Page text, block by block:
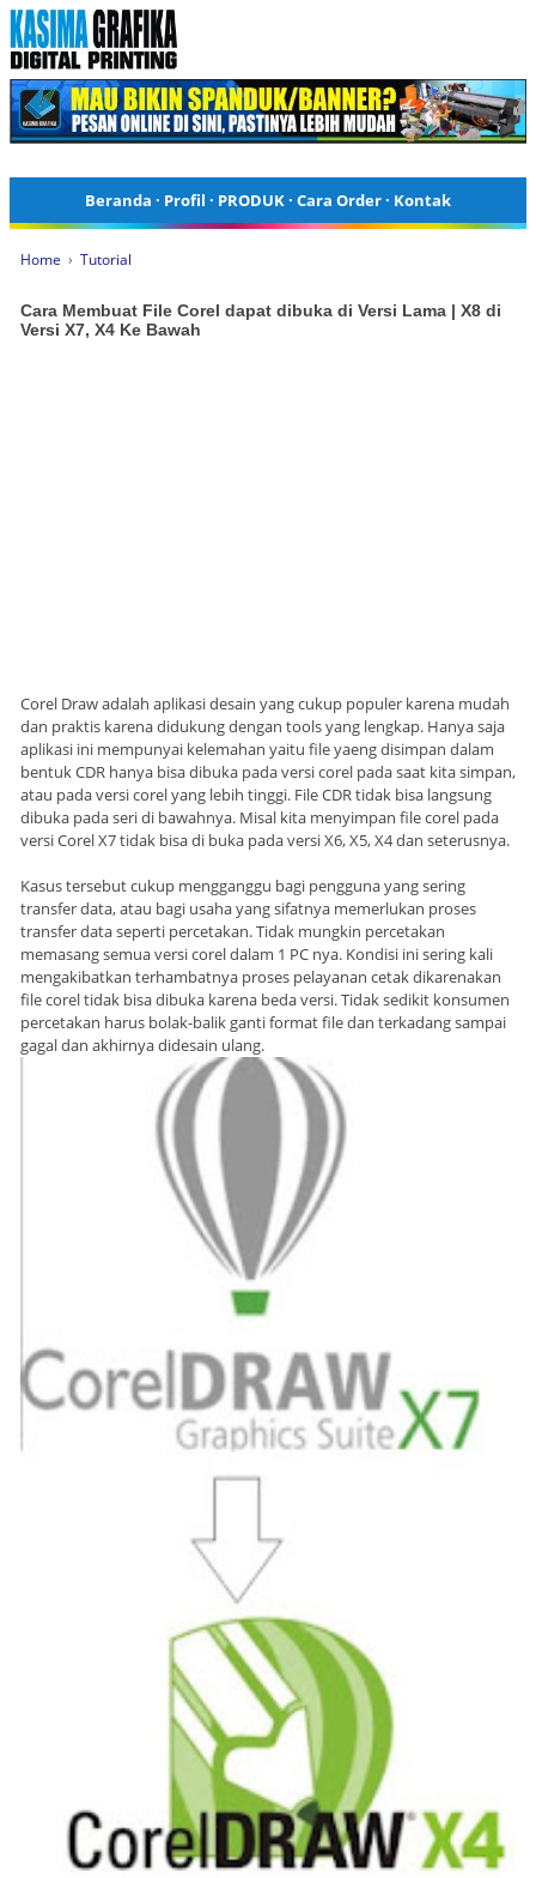
Beranda · Profil · PRODUK· Cara Order· Kontak
Home › Tutorial
Cara Membuat File Corel dapat dibuka di Versi Lama | X8 di
Versi X7, X4 Ke Bawah
Corel Draw adalah aplikasi desain yang cukup populer karena mudah
dan praktis karena didukung dengan tools yang lengkap. Hanya saja
aplikasi ini mempunyai kelemahan yaitu file yaeng disimpan dalam
bentuk CDR hanya bisa dibuka pada versi corel pada saat kita simpan,
atau pada versi corel yang lebih tinggi. File CDR tidak bisa langsung
dibuka pada seri di bawahnya. Misal kita menyimpan file corel pada
versi Corel X7 tidak bisa di buka pada versi X6, X5, X4 dan seterusnya.
Kasus tersebut cukup mengganggu bagi pengguna yang sering
transfer data, atau bagi usaha yang sifatnya memerlukan proses
transfer data seperti percetakan. Tidak mungkin percetakan
memasang semua versi corel dalam 1 PC nya. Kondisi ini sering kali
mengakibatkan terhambatnya proses pelayanan cetak dikarenakan
file corel tidak bisa dibuka karena beda versi. Tidak sedikit konsumen
percetakan harus bolak-balik ganti format file dan terkadang sampai
gagal dan akhirnya didesain ulang.